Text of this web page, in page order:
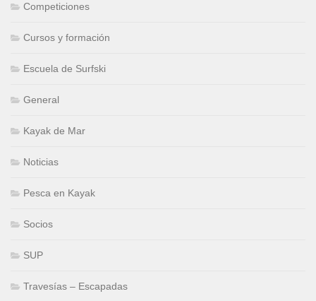
Competiciones
Cursos y formación
Escuela de Surfski
General
Kayak de Mar
Noticias
Pesca en Kayak
Socios
SUP
Travesías – Escapadas